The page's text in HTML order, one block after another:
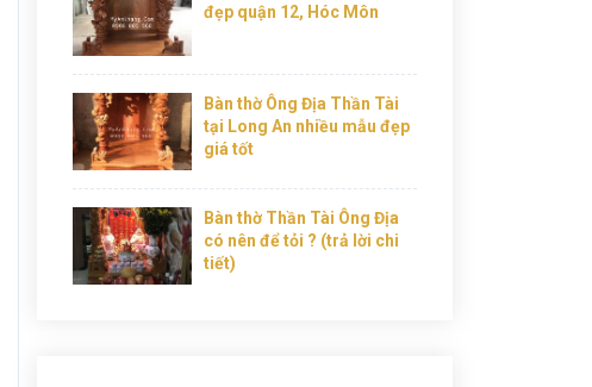
đẹp quận 12, Hóc Môn
Bàn thờ Ông Địa Thần Tài
tại Long An nhiều mẫu đẹp
giá tốt
Bàn thờ Thần Tài Ông Địa
có nên để tỏi ? (trả lời chi
tiết)